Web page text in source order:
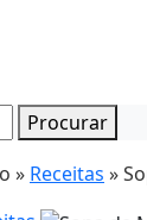
Procurar
» Receitas »